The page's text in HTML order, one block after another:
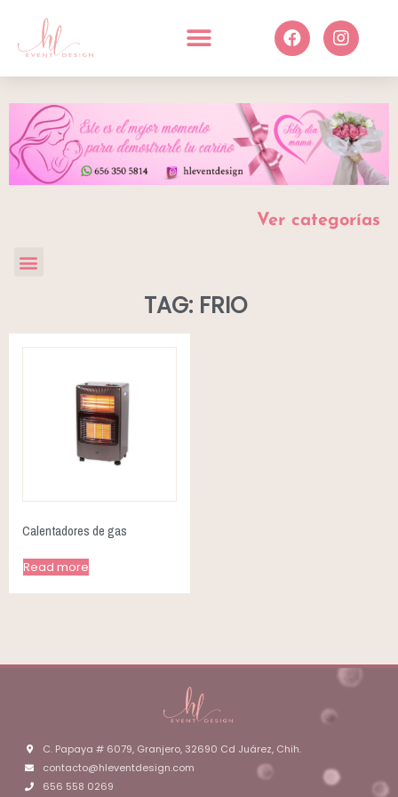
Ver categorías
TAG: FRIO
Calentadores de gas
Read more
C. Papaya # 6079, Granjero, 32690 Cd Juárez, Chih.
contacto@hleventdesign.com
656 558 0269